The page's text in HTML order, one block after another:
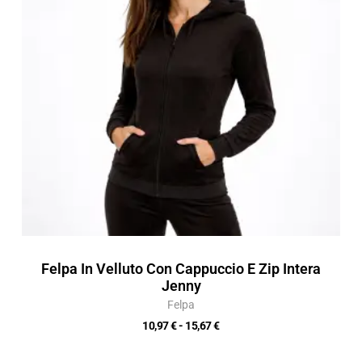
Felpa In Velluto Con Cappuccio E Zip Intera
Jenny
Felpa
10,97€- 15,67€
a
15,67 €